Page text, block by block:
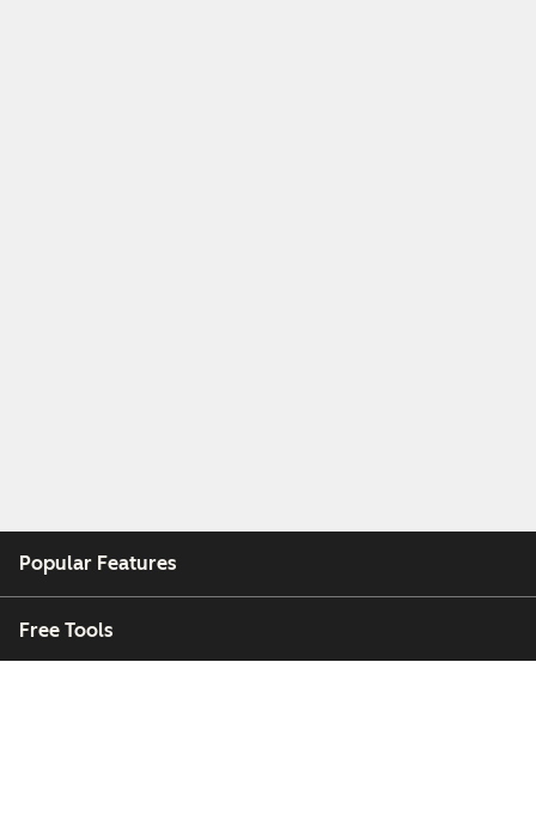
Popular Features
Free Tools